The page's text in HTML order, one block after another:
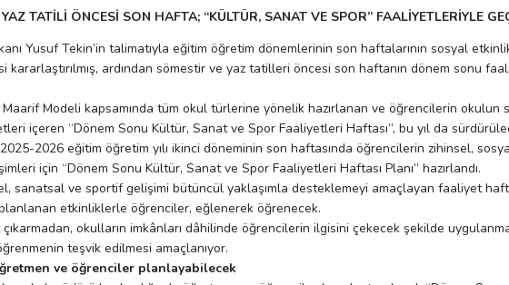
TATİLİ ÖNCESİ SON HAFTA; “KÜLTÜR, SANAT VE SPOR” FAALİYETLERİYLE
Yusuf Tekin’in talimatıyla eğitim öğretim dönemlerinin son haftalarının sosyal
kararlaştırılmış, ardından sömestir ve yaz tatilleri öncesi son haftanın dönem sonu
Maarif Modeli kapsamında tüm okul türlerine yönelik hazırlanan ve öğrencilerin
içeren “Dönem Sonu Kültür, Sanat ve Spor Faaliyetleri Haftası”, bu yıl da
2026 eğitim öğretim yılı ikinci döneminin son haftasında öğrencilerin zihinsel,
için “Dönem Sonu Kültür, Sanat ve Spor Faaliyetleri Haftası Planı” hazırlandı.
sanatsal ve sportif gelişimi bütüncül yaklaşımla desteklemeyi amaçlayan faaliyet
etkinliklerle öğrenciler, eğlenerek öğrenecek.
okulların imkânları dâhilinde öğrencilerin ilgisini çekecek şekilde
teşvik edilmesi amaçlanıyor.
ve öğrenciler planlayabilecek